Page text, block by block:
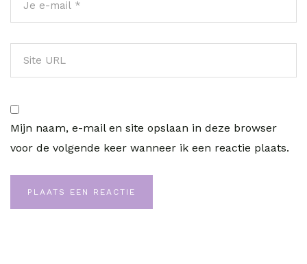
Mijn naam, e-mail en site opslaan in deze browser
voor de volgende keer wanneer ik een reactie plaats.